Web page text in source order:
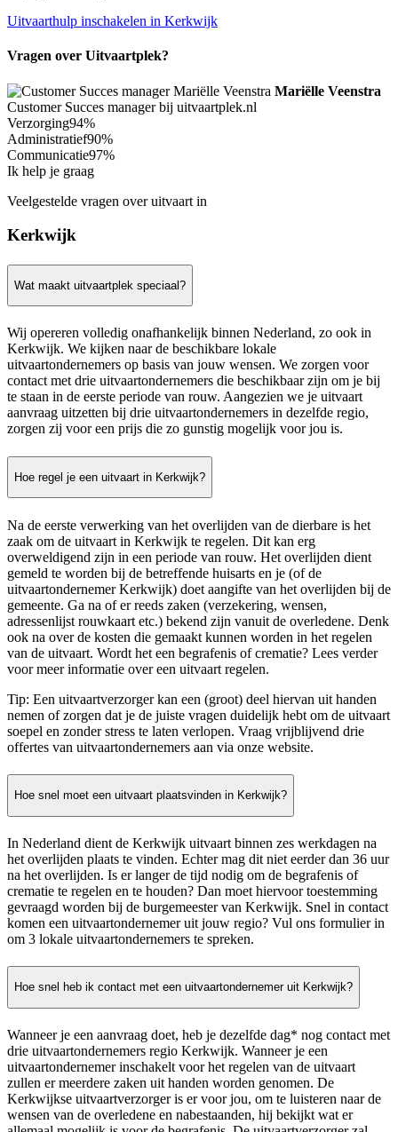
Uitvaarthulp inschakelen in Kerkwijk
Vragen over Uitvaartplek?
Mariëlle Veenstra
Customer Succes manager bij uitvaartplek.nl
Verzorging94%
Administratief90%
Communicatie97%
Ik help je graag
Veelgestelde vragen over uitvaart in
Kerkwijk
Wat maakt uitvaartplek speciaal?
Wij opereren volledig onafhankelijk binnen Nederland, zo ook in
Kerkwijk. We kijken naar de beschikbare lokale
uitvaartondernemers op basis van jouw wensen. We zorgen voor
contact met drie uitvaartondernemers die beschikbaar zijn om je bij
te staan in de eerste periode van rouw. Aangezien we je uitvaart
aanvraag uitzetten bij drie uitvaartondernemers in dezelfde regio,
zorgen zij voor een prijs die zo gunstig mogelijk voor jou is.
Hoe regel je een uitvaart in Kerkwijk?
Na de eerste verwerking van het overlijden van de dierbare is het
zaak om de uitvaart in Kerkwijk te regelen. Dit kan erg
overweldigend zijn in een periode van rouw. Het overlijden dient
gemeld te worden bij de betreffende huisarts en je (of de
uitvaartondernemer Kerkwijk) doet aangifte van het overlijden bij de
gemeente. Ga na of er reeds zaken (verzekering, wensen,
adressenlijst rouwkaart etc.) bekend zijn vanuit de overledene. Denk
ook na over de kosten die gemaakt kunnen worden in het regelen
van de uitvaart. Wordt het een begrafenis of crematie? Lees verder
voor meer informatie over een uitvaart regelen.
Tip: Een uitvaartverzorger kan een (groot) deel hiervan uit handen
nemen of zorgen dat je de juiste vragen duidelijk hebt om de uitvaart
soepel en zonder stress te laten verlopen. Vraag vrijblijvend drie
offertes van uitvaartondernemers aan via onze website.
Hoe snel moet een uitvaart plaatsvinden in Kerkwijk?
In Nederland dient de Kerkwijk uitvaart binnen zes werkdagen na
het overlijden plaats te vinden. Echter mag dit niet eerder dan 36 uur
na het overlijden. Is er langer de tijd nodig om de begrafenis of
crematie te regelen en te houden? Dan moet hiervoor toestemming
gevraagd worden bij de burgemeester van Kerkwijk. Snel in contact
komen een uitvaartondernemer uit jouw regio? Vul ons formulier in
om 3 lokale uitvaartondernemers te spreken.
Hoe snel heb ik contact met een uitvaartondernemer uit Kerkwijk?
Wanneer je een aanvraag doet, heb je dezelfde dag* nog contact met
drie uitvaartondernemers regio Kerkwijk. Wanneer je een
uitvaartondernemer inschakelt voor het regelen van de uitvaart
zullen er meerdere zaken uit handen worden genomen. De
Kerkwijkse uitvaartverzorger is er voor jou, om te luisteren naar de
wensen van de overledene en nabestaanden, hij bekijkt wat er